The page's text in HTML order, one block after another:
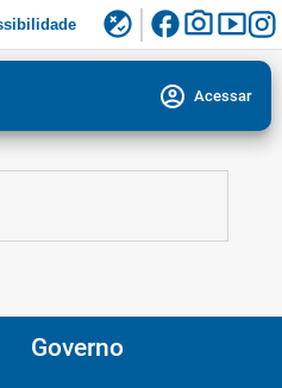
flaky facebookphoto_camerasmart_display
account_circle Acessar
Governo